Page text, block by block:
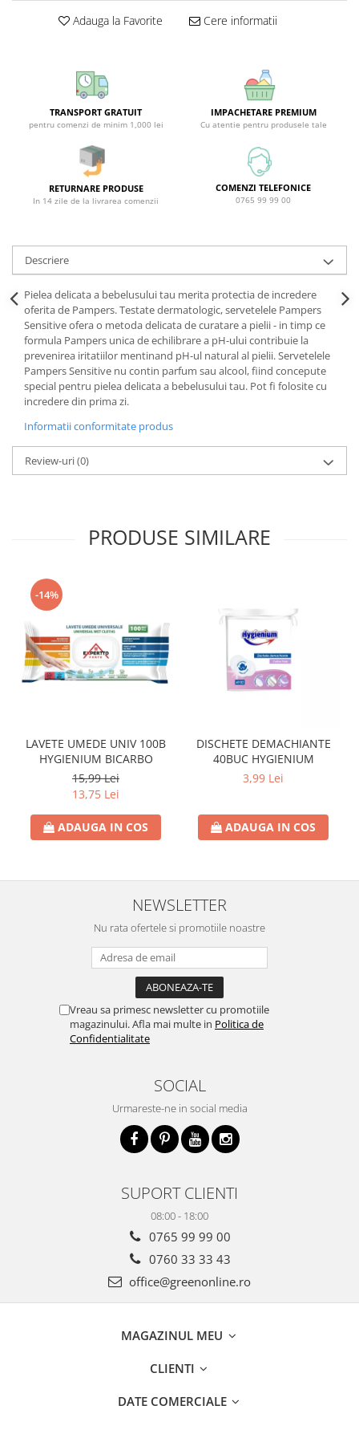
Aparate de Ras
Demachiant
Alte Articole
Adauga la Favorite Cere informatii
TRANSPORT GRATUIT
pentru comenzi de minim 1,000 lei
IMPACHETARE PREMIUM
Cu atentie pentru produsele tale
RETURNARE PRODUSE
In 14 zile de la livrarea comenzii
COMENZI TELEFONICE
0765 99 99 00
Descriere
Pielea delicata a bebelusului tau merita protectia de incredere
oferita de Pampers. Testate dermatologic, servetelele Pampers
Sensitive ofera o metoda delicata de curatare a pielii - in timp ce
formula Pampers unica de echilibrare a pH-ului contribuie la
prevenirea iritatiilor mentinand pH-ul natural al pielii. Servetelele
Pampers Sensitive nu contin parfum sau alcool, fiind concepute
special pentru pielea delicata a bebelusului tau. Pot fi folosite cu
incredere din prima zi.
Informatii conformitate produs
Review-uri(0)
PRODUSE SIMILARE
-14%
LAVETE UMEDE UNIV 100B
HYGIENIUM BICARBO
15,99 Lei
13,75 Lei
ADAUGA IN COS
DISCHETE DEMACHIANTE
40BUC HYGIENIUM
3,99 Lei
ADAUGA IN COS
NEWSLETTER
Nu rata ofertele si promotiile noastre
Vreau sa primesc newsletter cu promotiile
magazinului. Afla mai multe in Politica de
Confidentialitate
SOCIAL
Urmareste-ne in social media
SUPORT CLIENTI
08:00 - 18:00
0765 99 99 00
0760 33 33 43
office@greenonline.ro
MAGAZINUL MEU
CLIENTI
DATE COMERCIALE